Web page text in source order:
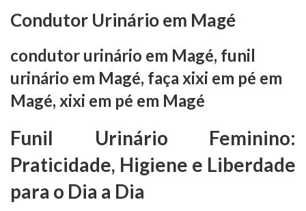
Condutor Urinário em Magé
condutor urinário em Magé, funil
urinário em Magé, faça xixi em pé em
Magé, xixi em pé em Magé
Funil Urinário Feminino:
Praticidade, Higiene e Liberdade
para o Dia a Dia